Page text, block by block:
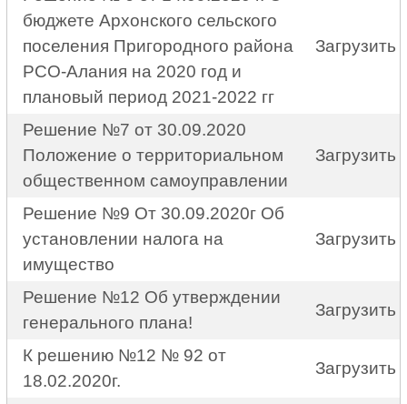
бюджете Архонского сельского
поселения Пригородного района
РСО-Алания на 2020 год и
плановый период 2021-2022 гг
Загрузить
Решение №7 от 30.09.2020
Положение о территориальном
общественном самоуправлении
Загрузить
Решение №9 От 30.09.2020г Об
установлении налога на
имущество
Загрузить
Решение №12 Об утверждении
генерального плана!
Загрузить
К решению №12 № 92 от
18.02.2020г.
Загрузить